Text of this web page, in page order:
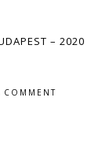
– 2020
COMMENT